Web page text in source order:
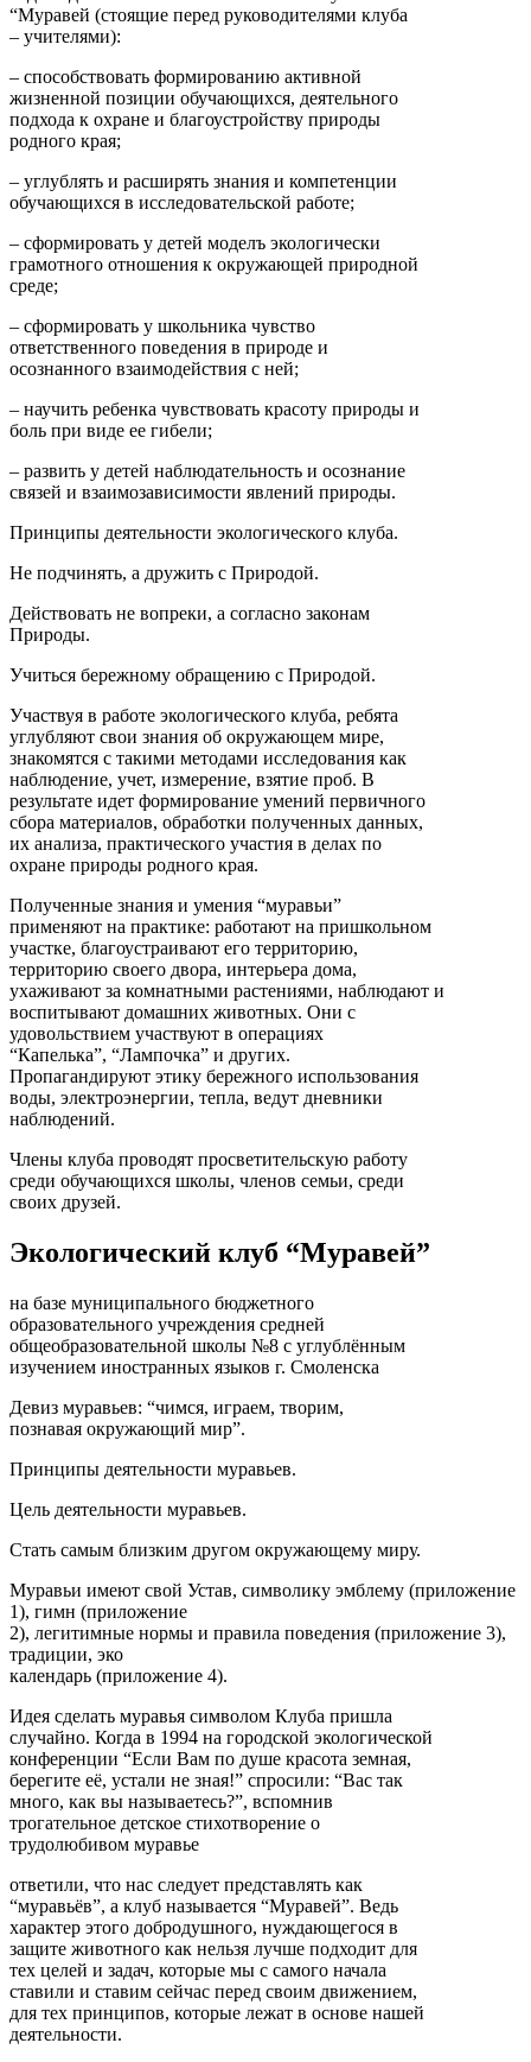
“Муравей (стоящие перед руководителями клуба
– учителями):
– способствовать формированию активной
жизненной позиции обучающихся, деятельного
подхода к охране и благоустройству природы
родного края;
– углублять и расширять знания и компетенции
обучающихся в исследовательской работе;
– сформировать у детей моделъ экологически
грамотного отношения к окружающей природной
среде;
– сформировать у школьника чувство
ответственного поведения в природе и
осознанного взаимодействия с ней;
– научить ребенка чувствовать красоту природы и
боль при виде ее гибели;
– развить у детей наблюдательность и осознание
связей и взаимозависимости явлений природы.
Принципы деятельности экологического клуба.
Не подчинять, а дружить с Природой.
Действовать не вопреки, а согласно законам
Природы.
Учиться бережному обращению с Природой.
Участвуя в работе экологического клуба, ребята
углубляют свои знания об окружающем мире,
знакомятся с такими методами исследования как
наблюдение, учет, измерение, взятие проб. В
результате идет формирование умений первичного
сбора материалов, обработки полученных данных,
их анализа, практического участия в делах по
охране природы родного края.
Полученные знания и умения “муравьи”
применяют на практике: работают на пришкольном
участке, благоустраивают его территорию,
территорию своего двора, интерьера дома,
ухаживают за комнатными растениями, наблюдают и
воспитывают домашних животных. Они с
удовольствием участвуют в операциях
“Капелька”, “Лампочка” и других.
Пропагандируют этику бережного использования
воды, электроэнергии, тепла, ведут дневники
наблюдений.
Члены клуба проводят просветительскую работу
среди обучающихся школы, членов семьи, среди
своих друзей.
Экологический клуб “Муравей”
на базе муниципального бюджетного
образовательного учреждения средней
общеобразовательной школы №8 с углублённым
изучением иностранных языков г. Смоленска
Девиз муравьев: “чимся, играем, творим,
познавая окружающий мир”.
Принципы деятельности муравьев.
Цель деятельности муравьев.
Стать самым близким другом окружающему миру.
Муравьи имеют свой Устав, символику эмблему (приложение
1), гимн (приложение
2), легитимные нормы и правила поведения (приложение 3),
традиции, эко
календарь (приложение 4).
Идея сделать муравья символом Клуба пришла
случайно. Когда в 1994 на городской экологической
конференции “Если Вам по душе красота земная,
берегите её, устали не зная!” спросили: “Вас так
много, как вы называетесь?”, вспомнив
трогательное детское стихотворение о
трудолюбивом муравье
ответили, что нас следует представлять как
“муравьёв”, а клуб называется “Муравей”. Ведь
характер этого добродушного, нуждающегося в
защите животного как нельзя лучше подходит для
тех целей и задач, которые мы с самого начала
ставили и ставим сейчас перед своим движением,
для тех принципов, которые лежат в основе нашей
деятельности.